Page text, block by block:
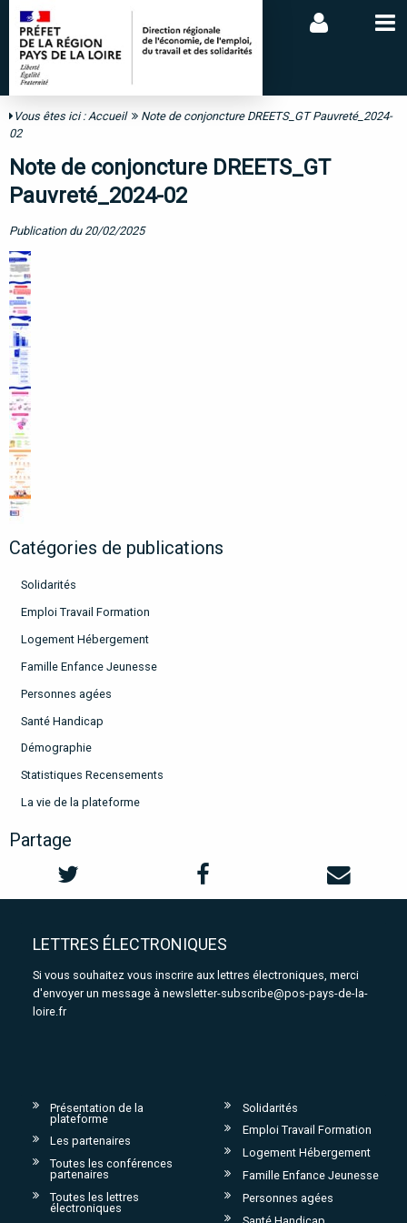
Vous êtes ici :Accueil
Note de conjoncture DREETS_GT Pauvreté_2024-
02
Note de conjoncture DREETS_GT
Pauvreté_2024-02
Publication du 20/02/2025
Catégories de publications
Solidarités
Emploi Travail Formation
Logement Hébergement
Famille Enfance Jeunesse
Personnes agées
Santé Handicap
Démographie
Statistiques Recensements
La vie de la plateforme
Partage
LETTRES ÉLECTRONIQUES
Si vous souhaitez vous inscrire aux lettres électroniques, merci
d'envoyer un message à newsletter-subscribe@pos-pays-de-la-
loire.fr
Présentation de la
plateforme
Les partenaires
Toutes les conférences
partenaires
Toutes les lettres
électroniques
Solidarités
Emploi Travail Formation
Logement Hébergement
Famille Enfance Jeunesse
Personnes agées
Santé Handicap